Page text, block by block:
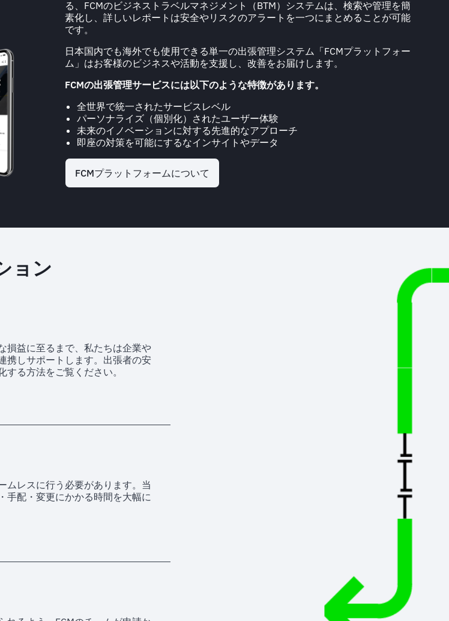
る、FCMのビジネストラベルマネジメント（BTM）システムは、検索や管理を簡
素化し、詳しいレポートは安全やリスクのアラートを一つにまとめることが可能
です。
日本国内でも海外でも使用できる単一の出張管理システム「FCMプラットフォー
ム」はお客様のビジネスや活動を支援し、改善をお届けします。
FCMの出張管理サービスには以下のような特徴があります。
全世界で統一されたサービスレベル
パーソナライズ（個別化）されたユーザー体験
未来のイノベーションに対する先進的なアプローチ
即座の対策を可能にするなインサイトやデータ
FCMプラットフォームについて
ョン
損益に至るまで、私たちは企業や
携しサポートします。出張者の安
る方法をご覧ください。
ムレスに行う必要があります。当
手配・変更にかかる時間を大幅に